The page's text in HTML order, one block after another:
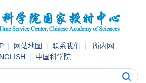
| 网站地图 | 联系我们 | 所内网
| 中国科学院